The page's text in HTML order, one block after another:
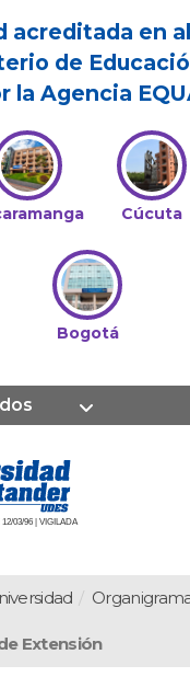
acreditada en
de
la Agencia
Cúcuta
Bogotá
03/96 | VIGILADA
Extensión